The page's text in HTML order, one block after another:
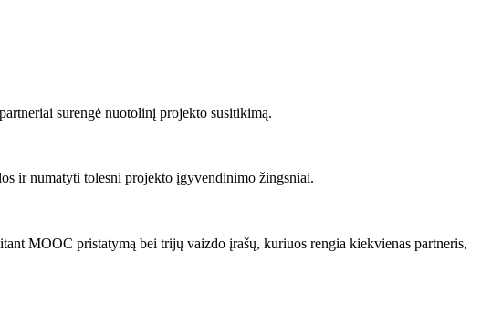
partneriai surengė nuotolinį projekto susitikimą.
ir numatyti tolesni projekto įgyvendinimo žingsniai.
MOOC pristatymą bei trijų vaizdo įrašų, kuriuos rengia kiekvienas partneris,